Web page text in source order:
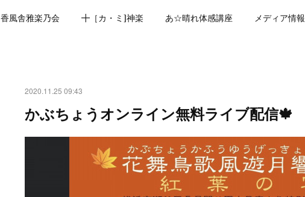
香風舎雅楽乃会 ╋［カ・ミ]神楽 あ☆晴れ体感講座 メディア情報
2020.11.25 09:43
かぶちょうオンライン無料ライブ配信🍁